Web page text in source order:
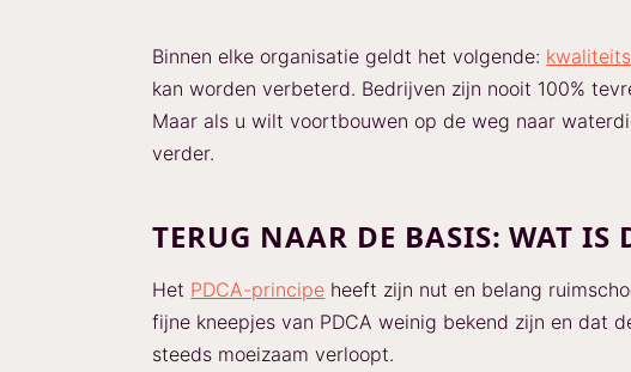
Binnen elke organisatie geldt het volgende:
kan worden verbeterd. Bedrijven zijn nooit 100%
Maar als u wilt voortbouwen op de weg naar
verder.
TERUG NAAR DE BASIS: WAT IS
Het PDCA-principe heeft zijn nut en belang
fijne kneepjes van PDCA weinig bekend zijn en dat
steeds moeizaam verloopt.